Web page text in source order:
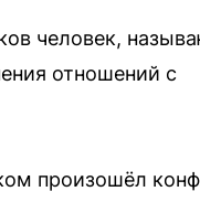
человек,
отношений с
произошёл